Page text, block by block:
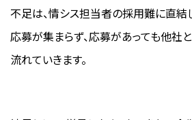
不足は、情シス担当者の採用難に直結
応募が集まらず、応募があっても他社
流れていきます。